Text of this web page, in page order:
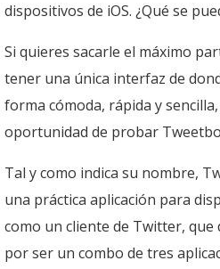
dispositivos de iOS. ¿Qué se
Si quieres sacarle el máximo
tener una única interfaz de
forma cómoda, rápida y
oportunidad de probar
Tal y como indica su nombre,
una práctica aplicación para
como un cliente de Twitter, que
por ser un combo de tres